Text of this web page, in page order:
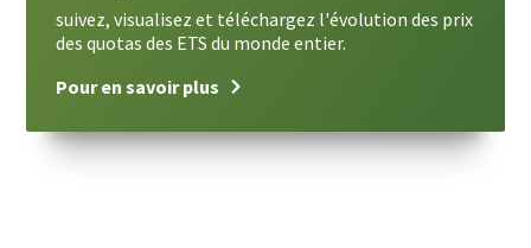
suivez, visualisez et téléchargez l'évolution des prix
des quotas des ETS du monde entier.
Pour en savoir plus